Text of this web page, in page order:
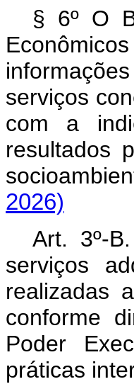
§ 6º O
serviços
com a
resultados
2026)
Art. 3º-
serviços
realizadas
conforme
Poder
práticas